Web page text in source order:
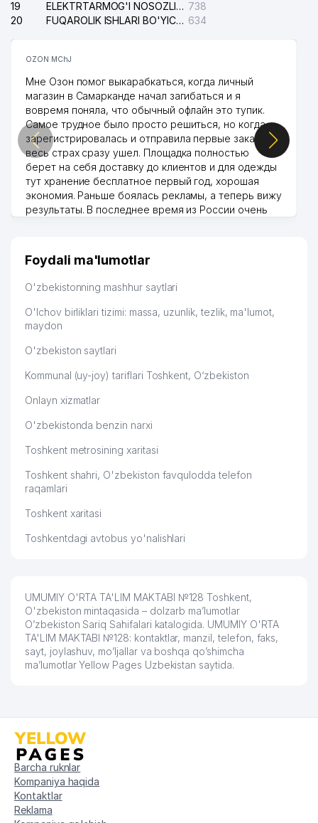
19
ELEKTRTARMOG'I NOSOZLIKLARINI TO'ZATISH SERGELI XIZMATI 738
20
FUQAROLIK ISHLARI BO'YICHA UCH-TEPA TUMANI SUDI 634
OZON MChJ
Мне Озон помог выкарабкаться, когда личный
магазин в Самарканде начал загибаться и я
вовремя поняла, что обычный офлайн это тупик.
Самое трудное было просто решиться, но когда
зарегистрировалась и отправила первые заказы,
весь страх сразу ушел. Площадка полностью
берет на себя доставку до клиентов и для одежды
тут хранение бесплатное первый год, хорошая
экономия. Раньше боялась рекламы, а теперь вижу
результаты. В последнее время из России очень
дальше развиваюсь потихоньку😊
Hamida 03.08.2026 12:45:39
Foydali ma'lumotlar
O'zbekistonning mashhur saytlari
O'lchov birliklari tizimi: massa, uzunlik, tezlik, ma'lumot,
maydon
O'zbekiston saytlari
Kommunal (uy-joy) tariflari Toshkent, O‘zbekiston
Onlayn xizmatlar
O'zbekistonda benzin narxi
Toshkent metrosining xaritasi
Toshkent shahri, O'zbekiston favqulodda telefon
raqamlari
Toshkent xaritasi
Toshkentdagi avtobus yo'nalishlari
UMUMIY O'RTA TA'LIM MAKTABI №128 Toshkent,
O'zbekiston mintaqasida – dolzarb ma’lumotlar
O’zbekiston Sariq Sahifalari katalogida. UMUMIY O'RTA
TA'LIM MAKTABI №128: kontaktlar, manzil, telefon, faks,
sayt, joylashuv, mo’ljallar va boshqa qo’shimcha
ma’lumotlar Yellow Pages Uzbekistan saytida.
Barcha ruknlar
Kompaniya haqida
Kontaktlar
Reklama